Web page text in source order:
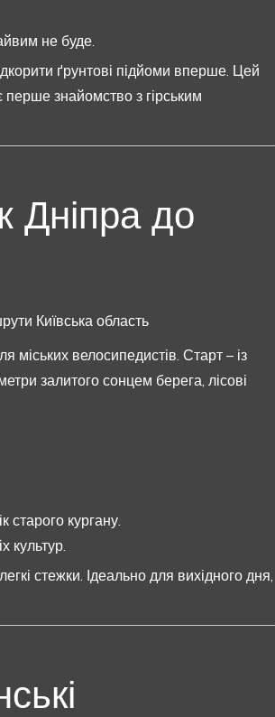
не буде.
ґрунтові підйоми вперше. Цей
перше знайомство з гірським
Дніпра до
Київська область
велосипедистів. Старт – із
залитого сонцем берега, лісові
старого кургану.
культур.
стежки. Ідеально для вихідного дня,